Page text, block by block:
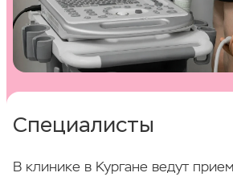
51 900 ₽
Лазерное лечение варикоза Е
склерооблитерация + подбор
68 900 ₽
Специалисты
В клинике в Кургане ведут